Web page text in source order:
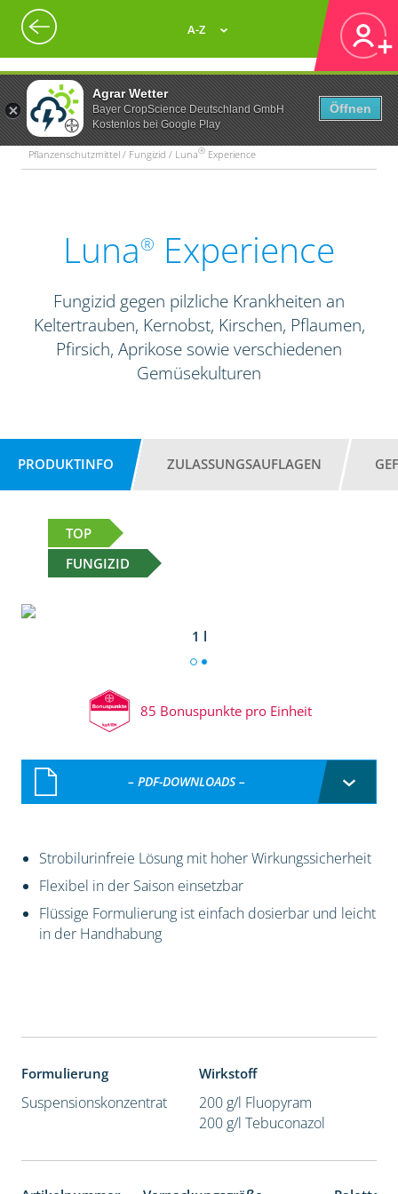
Agrar Wetter
Bayer CropScience Deutschland GmbH
Kostenlos bei Google Play
Öffnen
A-Z
Pflanzenschutzmittel / Fungizid / Luna® Experience
Luna® Experience
Fungizid gegen pilzliche Krankheiten an
Keltertrauben, Kernobst, Kirschen, Pflaumen,
Pfirsich, Aprikose sowie verschiedenen
Gemüsekulturen
PRODUKTINFO ZULASSUNGSAUFLAGEN
TOP
FUNGIZID
1 l
85 Bonuspunkte pro Einheit
– PDF-DOWNLOADS –
Strobilurinfreie Lösung mit hoher Wirkungssicherheit
Flexibel in der Saison einsetzbar
Flüssige Formulierung ist einfach dosierbar und leicht
in der Handhabung
Formulierung
Suspensionskonzentrat
Wirkstoff
200 g/l Fluopyram
200 g/l Tebuconazol